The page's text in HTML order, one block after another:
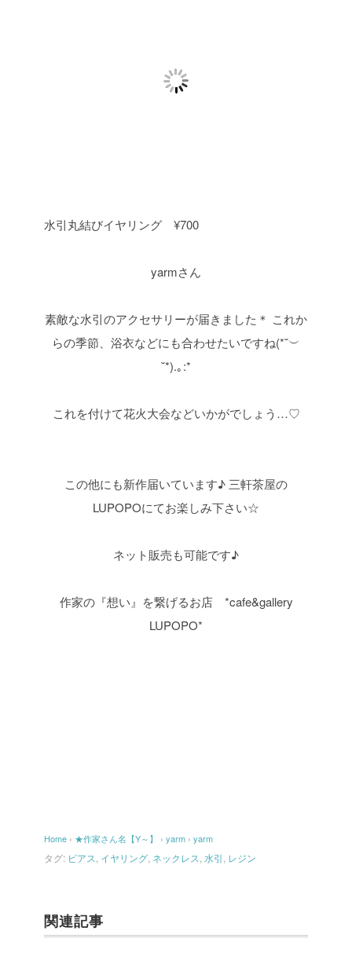
水引丸結びイヤリング ¥700
yarmさん
素敵な水引のアクセサリーが届きました＊ これか
らの季節、浴衣などにも合わせたいですね(*˘︶
˘*).｡:*
これを付けて花火大会などいかがでしょう…♡
この他にも新作届いています♪ 三軒茶屋の
LUPOPOにてお楽しみ下さい☆
ネット販売も可能です♪
作家の『想い』を繋げるお店 *cafe&gallery
LUPOPO*
Home › ★作家さん名【Y～】 › yarm › yarm
タグ: ピアス イヤリング ネックレス 水引 レジン
関連記事